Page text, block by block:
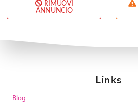
RIMUOVI
ANNUNCIO
Links
Blog